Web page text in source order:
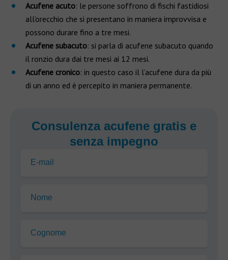
Acufene acuto: le persone soffrono di fischi fastidiosi
all’orecchio che si presentano in maniera improvvisa e
possono durare fino a tre mesi.
Acufene subacuto: si parla di acufene subacuto quando
il ronzio dura dai tre mesi ai 12 mesi.
Acufene cronico: in questo caso il l’acufene dura da più
di un anno ed è percepito in maniera permanente.
Consulenza acufene gratis e
senza impegno
E-mail
Nome
Cognome